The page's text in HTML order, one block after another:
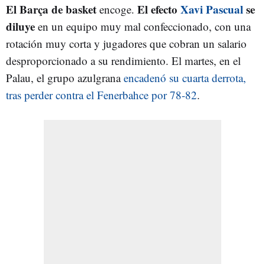
El Barça de basket encoge. El efecto Xavi Pascualse
diluye en un equipo muy mal confeccionado, con una
rotación muy corta y jugadores que cobran un salario
desproporcionado a su rendimiento. El martes, en el
Palau, el grupo azulgranaencadenó su cuarta derrota,
tras perder contra el Fenerbahce por 78-82.